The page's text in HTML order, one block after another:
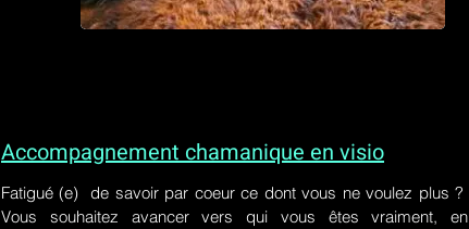
Accompagnement chamanique en visio
Fatigué (e) de savoir par coeur ce dont vous ne voulez plus ?
Vous souhaitez avancer vers qui vous êtes vraiment, en